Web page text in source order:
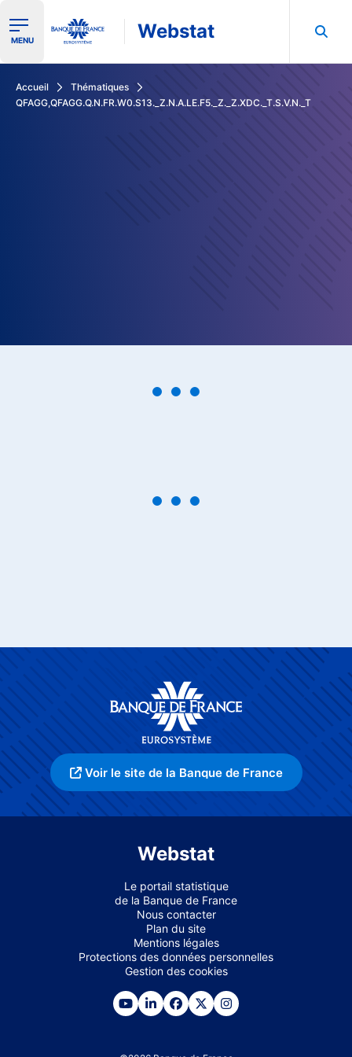
Ouvrir le menu de navigation
MENU Webstat
Accueil
Thématiques
QFAGG,QFAGG.Q.N.FR.W0.S13._Z.N.A.LE.F5._Z._Z.XDC._T.S.V.N._T
Voir le site de la Banque de France
Webstat
Le portail statistique
de la Banque de France
Nous contacter
Plan du site
Mentions légales
Protections des données personnelles
Gestion des cookies